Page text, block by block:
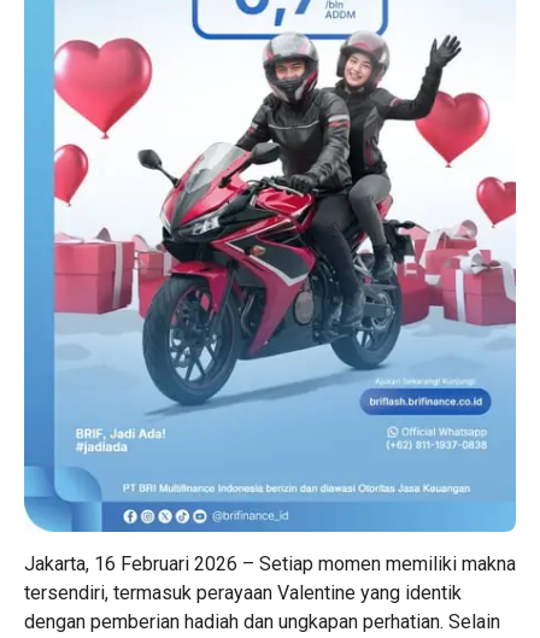
Jakarta, 16 Februari 2026 – Setiap momen memiliki makna
tersendiri, termasuk perayaan Valentine yang identik
dengan pemberian hadiah dan ungkapan perhatian. Selain